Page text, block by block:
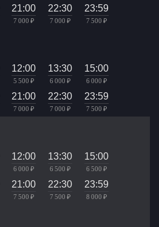
21:00
7 000 ₽
22:30
7 000 ₽
23:59
7 500 ₽
12:00
5 500 ₽
13:30
6 000 ₽
15:00
6 000 ₽
21:00
7 000 ₽
22:30
7 000 ₽
23:59
7 500 ₽
12:00
6 000 ₽
13:30
6 500 ₽
15:00
6 500 ₽
21:00
7 500 ₽
22:30
7 500 ₽
23:59
8 000 ₽